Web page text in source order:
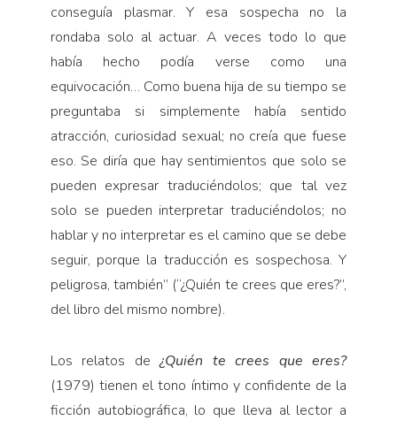
conseguía plasmar. Y esa sospecha no la
rondaba solo al actuar. A veces todo lo que
había hecho podía verse como una
equivocación… Como buena hija de su tiempo se
preguntaba si simplemente había sentido
atracción, curiosidad sexual; no creía que fuese
eso. Se diría que hay sentimientos que solo se
pueden expresar traduciéndolos; que tal vez
solo se pueden interpretar traduciéndolos; no
hablar y no interpretar es el camino que se debe
seguir, porque la traducción es sospechosa. Y
peligrosa, también” (“¿Quién te crees que eres?”,
del libro del mismo nombre).
Los relatos de¿Quién te crees que eres?
(1979) tienen el tono íntimo y confidente de la
ficción autobiográfica, lo que lleva al lector a